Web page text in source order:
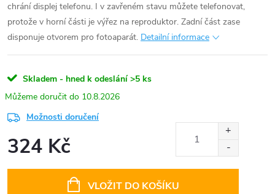
chrání displej telefonu. I v zavřeném stavu můžete telefonovat,
protože v horní části je výřez na reproduktor. Zadní část zase
disponuje otvorem pro fotoaparát. Detailní informace
Skladem - hned k odeslání >5 ks
10.8.2026
Možnosti doručení
324 Kč
VLOŽIT DO KOŠÍKU